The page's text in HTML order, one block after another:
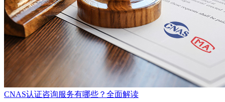
CNAS认证咨询服务有哪些？全面解读